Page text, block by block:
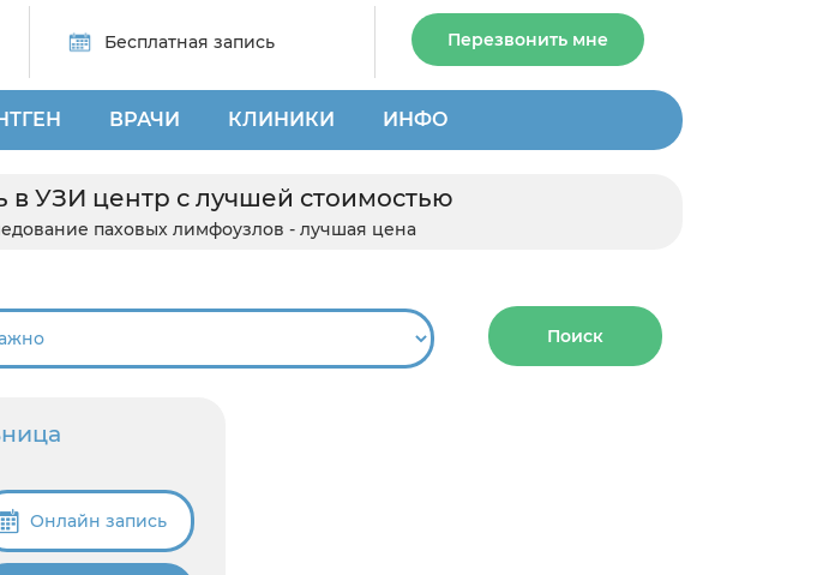
Бесплатная запись Перезвонить мне
ВРАЧИ КЛИНИКИ ИНФО
УЗИ центр с лучшей стоимостью
паховых лимфоузлов - лучшая цена
Поиск
Онлайн запись